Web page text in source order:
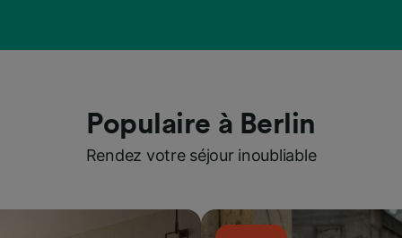
Populaire à Berlin
Rendez votre séjour inoubliable